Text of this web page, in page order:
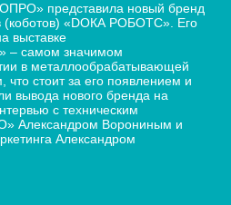
представила новый бренд
(коботов) «DОКА РОБОТС». Его
выставке
– самом значимом
в металлообрабатывающей
стоит за его появлением и
вывода нового бренда на
с техническим
Александром Ворониным и
Александром